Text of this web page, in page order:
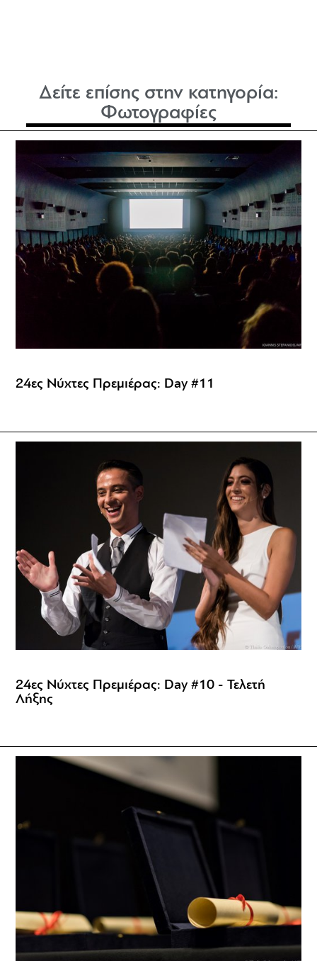
Δείτε επίσης στην κατηγορία:
Φωτογραφίες
24ες Νύχτες Πρεμιέρας: Day #11
24ες Νύχτες Πρεμιέρας: Day #10 - Τελετή
Λήξης